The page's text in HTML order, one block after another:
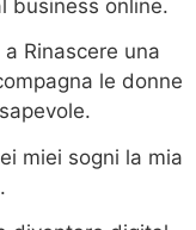
business online.
Rinascere una
le donne
miei sogni la mia